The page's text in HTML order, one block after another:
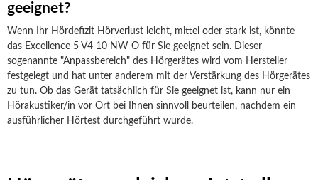
geeignet?
Wenn Ihr Hördefizit Hörverlust leicht, mittel oder stark ist, könnte
das Excellence 5 V4 10 NW O für Sie geeignet sein. Dieser
sogenannte "Anpassbereich" des Hörgerätes wird vom Hersteller
festgelegt und hat unter anderem mit der Verstärkung des Hörgerätes
zu tun. Ob das Gerät tatsächlich für Sie geeignet ist, kann nur ein
Hörakustiker/in vor Ort bei Ihnen sinnvoll beurteilen, nachdem ein
ausführlicher Hörtest durchgeführt wurde.